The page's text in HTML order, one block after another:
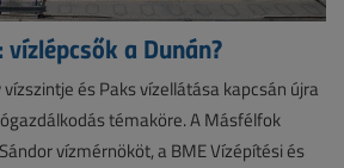
a Dunán?
és Paks vízellátása kapcsán újra
témaköre. A Másfélfok
vízmérnököt, a BME Vízépítési és